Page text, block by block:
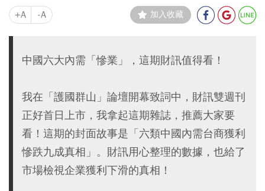
+A -A 加入收藏
中國六大內需「慘業」，這期財訊值得看！
我在「護國群山」論壇開幕致詞中，財訊雙週刊
正好首日上市，我拿起這期雜誌，推薦大家要
看！這期的封面故事是「六類中國內需台商獲利
慘跌九成真相」。財訊用心整理的數據，也給了
市場檢視企業獲利下滑的真相！